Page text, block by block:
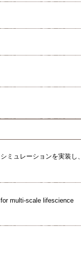
ミュレーションを実装し、
multi-scale lifescience